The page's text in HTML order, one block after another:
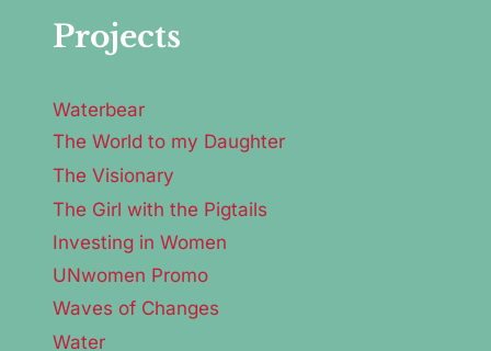
Projects
Waterbear
The World to my Daughter
The Visionary
The Girl with the Pigtails
Investing in Women
UNwomen Promo
Waves of Changes
Water